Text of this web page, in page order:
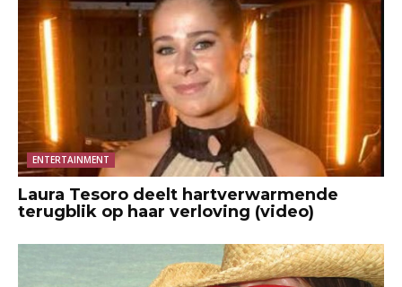
ENTERTAINMENT
Laura Tesoro deelt hartverwarmende
terugblik op haar verloving (video)